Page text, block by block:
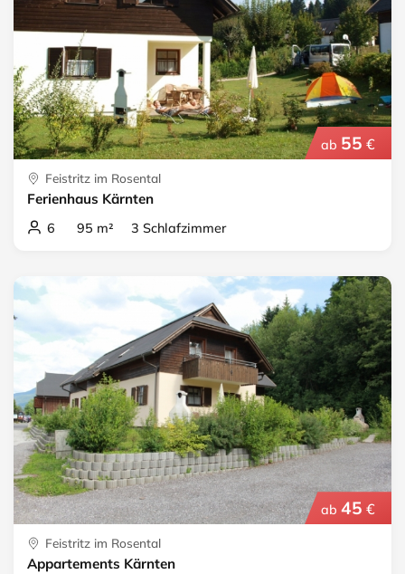
ab 55 €
Feistritz im Rosental
Ferienhaus Kärnten
6 95 m² 3 Schlafzimmer
ab 45 €
Feistritz im Rosental
Appartements Kärnten